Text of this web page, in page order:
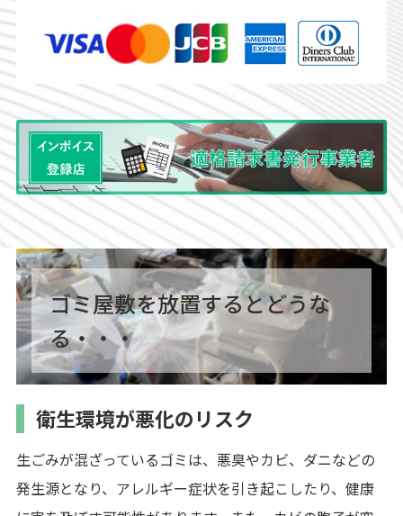
ゴミ屋敷を放置するとどうな
る・・・
衛生環境が悪化のリスク
生ごみが混ざっているゴミは、悪臭やカビ、ダニなどの
発生源となり、アレルギー症状を引き起こしたり、健康